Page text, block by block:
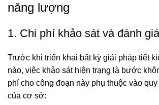
năng lượng
1. Chi phí khảo sát và đánh
Trước khi triển khai bất kỳ giải pháp tiết
nào, việc khảo sát hiện trạng là bước
phí cho công đoạn này phụ thuộc vào
của cơ sở: